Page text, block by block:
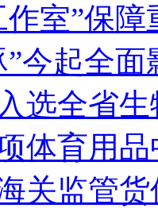
室”保
”今起全面
选全省
体育用
关监管